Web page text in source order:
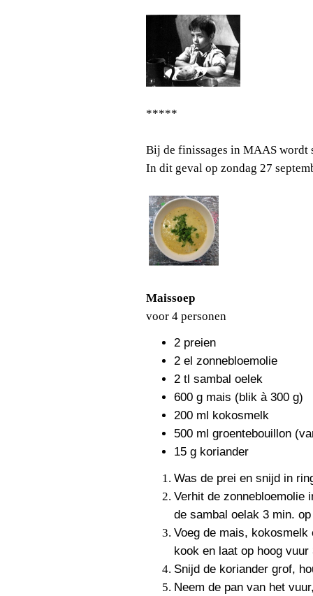
*****
Bij de finissages in MAAS wordt
In dit geval op zondag 27
Maissoep
voor 4 personen
2 preien
2 el zonnebloemolie
2 tl sambal oelek
600 g mais (blik à 300 g)
200 ml kokosmelk
500 ml groentebouillon
15 g koriander
Was de prei en snijd in
Verhit de zonnebloemolie
de sambal oelak 3 min.
Voeg de mais, kokosmelk
kook en laat op hoog
Snijd de koriander grof,
Neem de pan van het